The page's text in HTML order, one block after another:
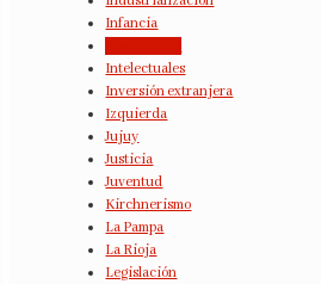
Infancia
Intelectuales
Inversión extranjera
Izquierda
Jujuy
Justicia
Juventud
Kirchnerismo
La Pampa
La Rioja
Legislación